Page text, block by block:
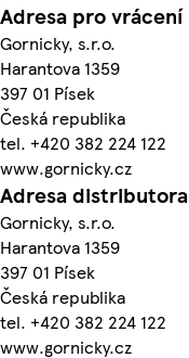
Adresa pro vrácení
Gornicky, s.r.o.
Harantova 1359
397 01 Písek
Česká republika
tel. +420 382 224 122
www.gornicky.cz
Adresa distributora
Gornicky, s.r.o.
Harantova 1359
397 01 Písek
Česká republika
tel. +420 382 224 122
www.gornicky.cz